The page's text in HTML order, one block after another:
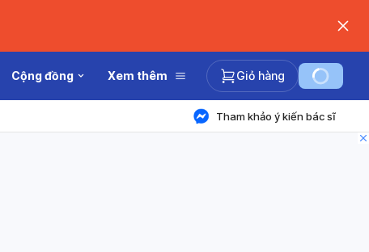
Cộng đồng Xem thêm Giỏ hàng
Tham khảo ý kiến bác sĩ